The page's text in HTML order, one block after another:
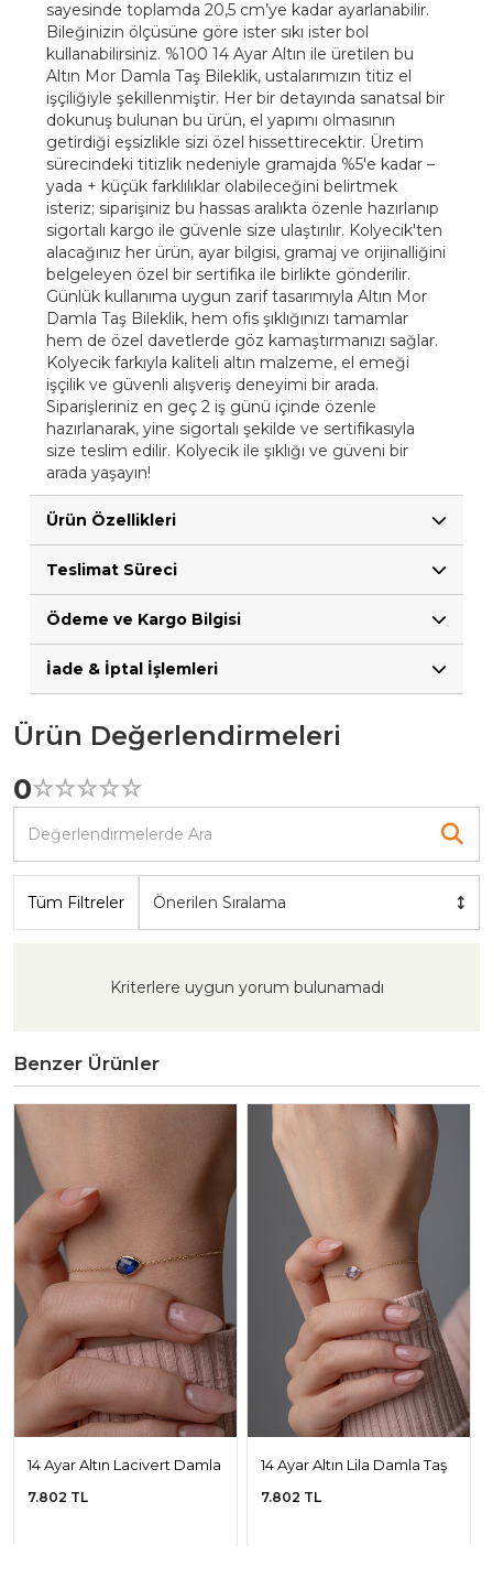
sayesinde toplamda 20,5 cm’ye kadar ayarlanabilir.
Bileğinizin ölçüsüne göre ister sıkı ister bol
kullanabilirsiniz. %100 14 Ayar Altın ile üretilen bu
Altın Mor Damla Taş Bileklik, ustalarımızın titiz el
işçiliğiyle şekillenmiştir. Her bir detayında sanatsal bir
dokunuş bulunan bu ürün, el yapımı olmasının
getirdiği eşsizlikle sizi özel hissettirecektir. Üretim
sürecindeki titizlik nedeniyle gramajda %5'e kadar –
yada + küçük farklılıklar olabileceğini belirtmek
isteriz; siparişiniz bu hassas aralıkta özenle hazırlanıp
sigortalı kargo ile güvenle size ulaştırılır. Kolyecik'ten
alacağınız her ürün, ayar bilgisi, gramaj ve orijinalliğini
belgeleyen özel bir sertifika ile birlikte gönderilir.
Günlük kullanıma uygun zarif tasarımıyla Altın Mor
Damla Taş Bileklik, hem ofis şıklığınızı tamamlar
hem de özel davetlerde göz kamaştırmanızı sağlar.
Kolyecik farkıyla kaliteli altın malzeme, el emeği
işçilik ve güvenli alışveriş deneyimi bir arada.
Siparişleriniz en geç 2 iş günü içinde özenle
hazırlanarak, yine sigortalı şekilde ve sertifikasıyla
size teslim edilir. Kolyecik ile şıklığı ve güveni bir
arada yaşayın!
Ürün Özellikleri
Teslimat Süreci
Ödeme ve Kargo Bilgisi
İade & İptal İşlemleri
Ürün Değerlendirmeleri
0☆☆☆☆☆
★★★★★
Tüm Filtreler Önerilen Sıralama
Kriterlere uygun yorum bulunamadı
Benzer Ürünler
14 Ayar Altın Lacivert Damla
7.802 TL
14 Ayar Altın Lila Damla Taş
7.802 TL